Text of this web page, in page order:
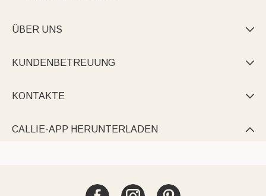
ÜBER UNS 
KUNDENBETREUUNG 
KONTAKTE 
CALLIE-APP HERUNTERLADEN 